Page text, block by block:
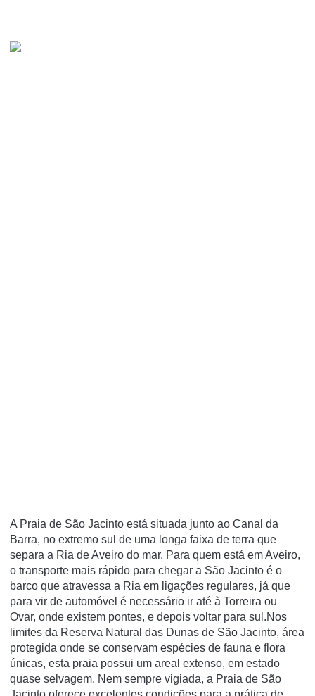
A Praia de São Jacinto está situada junto ao Canal da
Barra, no extremo sul de uma longa faixa de terra que
separa a Ria de Aveiro do mar. Para quem está em Aveiro,
o transporte mais rápido para chegar a São Jacinto é o
barco que atravessa a Ria em ligações regulares, já que
para vir de automóvel é necessário ir até à Torreira ou
Ovar, onde existem pontes, e depois voltar para sul.Nos
limites da Reserva Natural das Dunas de São Jacinto, área
protegida onde se conservam espécies de fauna e flora
únicas, esta praia possui um areal extenso, em estado
quase selvagem. Nem sempre vigiada, a Praia de São